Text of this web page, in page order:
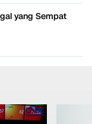
yang Sempat